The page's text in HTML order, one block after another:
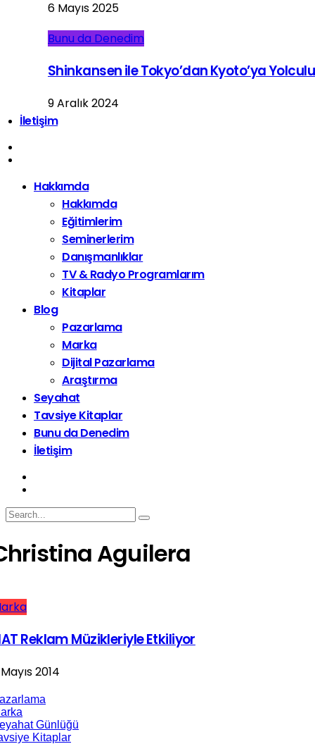
6 Mayıs 2025
Bunu da Denedim
Shinkansen ile Tokyo’dan Kyoto’ya
9 Aralık 2024
İletişim
Hakkımda
Hakkımda
Eğitimlerim
Seminerlerim
Danışmanlıklar
TV & Radyo Programlarım
Kitaplar
Blog
Pazarlama
Marka
Dijital Pazarlama
Araştırma
Seyahat
Tavsiye Kitaplar
Bunu da Denedim
İletişim
Aguilera
Reklam Müzikleriyle Etkiliyor
2014
Günlüğü
Kitaplar